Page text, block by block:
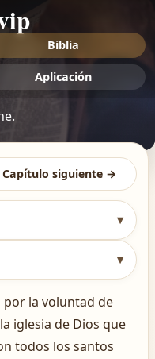
Biblia
Aplicación
Capítulo siguiente →
▾
▾
por la voluntad de
iglesia de Dios que
todos los santos